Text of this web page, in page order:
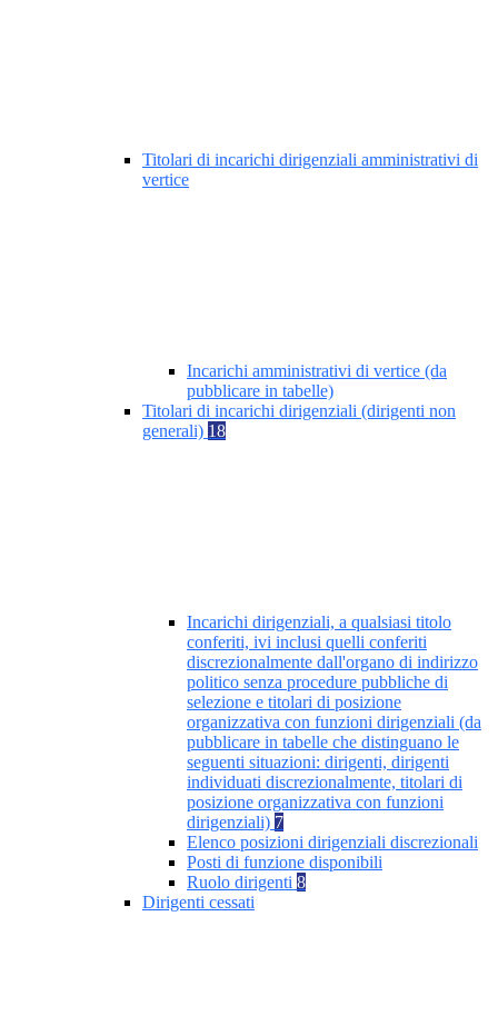
Titolari di incarichi dirigenziali amministrativi di
vertice
Incarichi amministrativi di vertice (da
pubblicare in tabelle)
Titolari di incarichi dirigenziali (dirigenti non
generali) 18
Incarichi dirigenziali, a qualsiasi titolo
conferiti, ivi inclusi quelli conferiti
discrezionalmente dall'organo di indirizzo
politico senza procedure pubbliche di
selezione e titolari di posizione
organizzativa con funzioni dirigenziali (da
pubblicare in tabelle che distinguano le
seguenti situazioni: dirigenti, dirigenti
individuati discrezionalmente, titolari di
posizione organizzativa con funzioni
dirigenziali) 7
Elenco posizioni dirigenziali discrezionali
Posti di funzione disponibili
Ruolo dirigenti 8
Dirigenti cessati